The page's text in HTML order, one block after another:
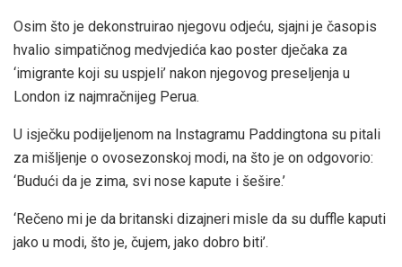
Osim što je dekonstruirao njegovu odjeću, sjajni je časopis
hvalio simpatičnog medvjedića kao poster dječaka za
‘imigrante koji su uspjeli’ nakon njegovog preseljenja u
London iz najmračnijeg Perua.
U isječku podijeljenom na Instagramu Paddingtona su pitali
za mišljenje o ovosezonskoj modi, na što je on odgovorio:
‘Budući da je zima, svi nose kapute i šešire.’
‘Rečeno mi je da britanski dizajneri misle da su duffle kaputi
jako u modi, što je, čujem, jako dobro biti’.